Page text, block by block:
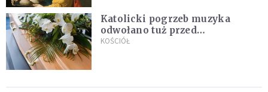
Katolicki pogrzeb muzyka
odwołano tuż przed
uroczystością. Powodem była
KOŚCIÓŁ